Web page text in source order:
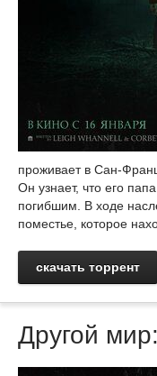
проживает в Сан-
Он узнает, что его
погибшим. В ходе
поместье, которое
скачать торрент
Другой